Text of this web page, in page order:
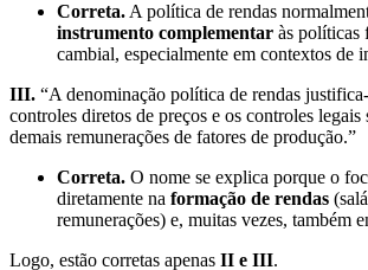
Correta. A política de rendas
instrumento complementar às políticas
cambial, especialmente em contextos de
III. “A denominação política de rendas
controles diretos de preços e os controles legais
demais remunerações de fatores de produção.”
Correta. O nome se explica porque o
diretamente na formação de rendas
remunerações) e, muitas vezes, também
Logo, estão corretas apenas II e III.